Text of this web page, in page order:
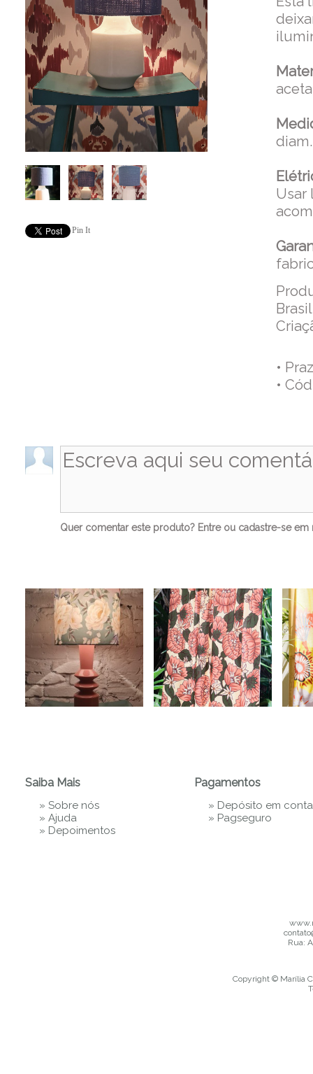
Pin It
Usar
•
•
Quer comentar este produto? Entreou cadastre-seem
Saiba Mais
» Sobre nós
» Ajuda
» Depoimentos
Pagamentos
» Depósito em conta
» Pagseguro
Rua:
Copyright © Marília